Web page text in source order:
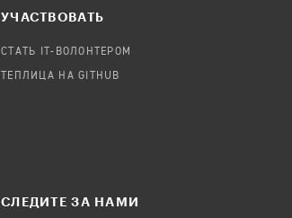
УЧАСТВОВАТЬ
СТАТЬ IT-ВОЛОНТЕРОМ
ТЕПЛИЦА НА GITHUB
СЛЕДИТЕ ЗА НАМИ